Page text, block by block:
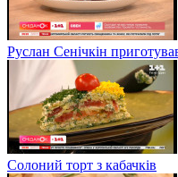
Руслан Сенічкін
Солоний торт з кабачків